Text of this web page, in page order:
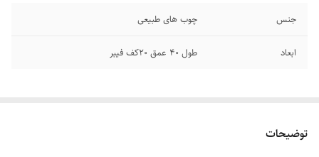
جنس چوب های طبیعی
ابعاد طول ۴۰ عمق ۲۰کف فیبر
توضیحات